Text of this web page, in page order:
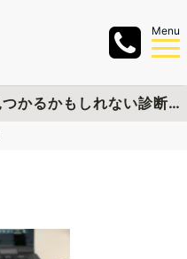
Menu
5秒で分かる？必要な保険が見つかるかもしれない診断チャートを作成しました